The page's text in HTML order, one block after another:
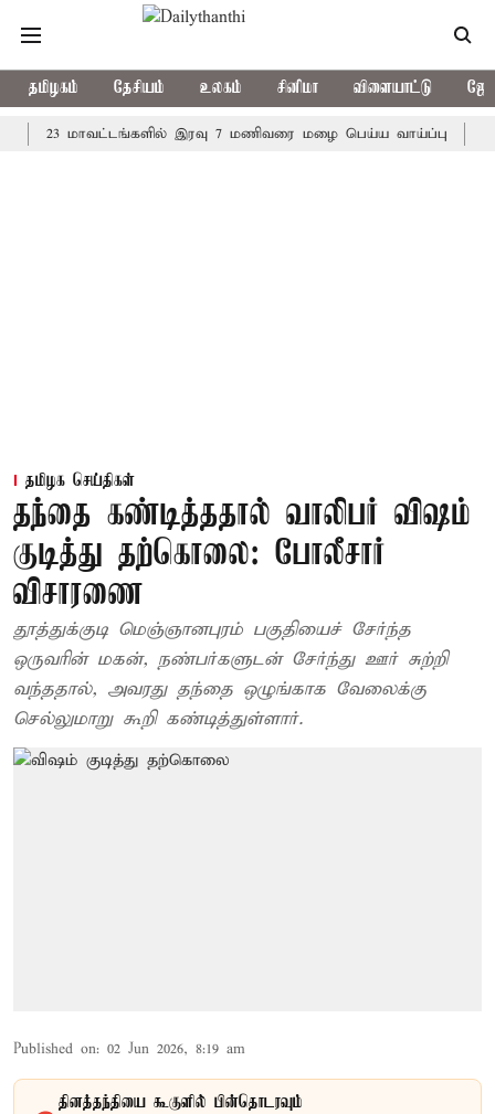
தமிழகம் தேசியம் உலகம் சினிமா விளையாட்டு
மாவட்டங்களில் இரவு 7 மணிவரை மழை பெய்ய வாய்ப்பு கொரிய
தமிழக செய்திகள்
தந்தை கண்டித்ததால் வாலிபர் விஷம்
குடித்து தற்கொலை: போலீசார்
விசாரணை
தூத்துக்குடி மெஞ்ஞானபுரம் பகுதியைச் சேர்ந்த
ஒருவரின் மகன், நண்பர்களுடன் சேர்ந்து ஊர் சுற்றி
வந்ததால், அவரது தந்தை ஒழுங்காக வேலைக்கு
செல்லுமாறு கூறி கண்டித்துள்ளார்.
Published on: 02 Jun 2026, 8:19 am
தினத்தந்தியை கூகுளில் பின்தொடரவும்